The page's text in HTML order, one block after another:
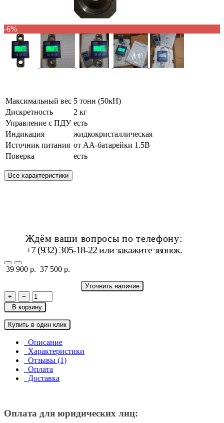
-6%
Максимальный вес 5 тонн (50кН)
Дискретность
2 кг
Управление с ПДУ есть
Индикация
жидкокристаллическая
Источник питания от АА-батарейки 1.5В
Поверка
есть
Все характеристики
Ждём ваши вопросы по телефону:
+7 (932) 305-18-22 илизакажите звонок.
39 900 р. 37 500 р.
Уточнить наличие
+
−
В корзину
Купить в один клик
Описание
Характеристики
Отзывы (1)
Оплата
Доставка
Оплата для юридических лиц: